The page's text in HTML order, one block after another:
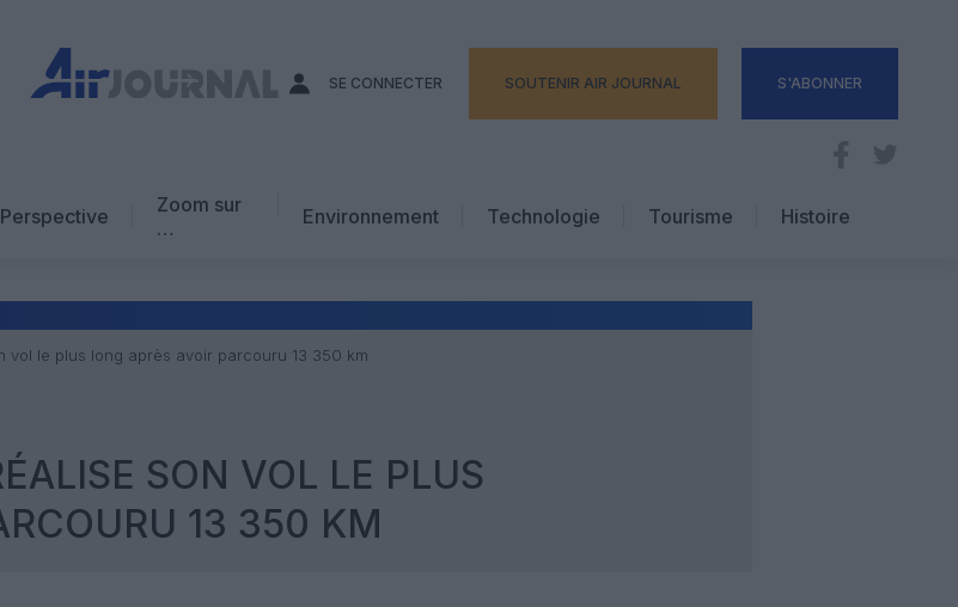
SE CONNECTER SOUTENIR AIR JOURNAL S'ABONNER
Perspective
Zoom sur
…
Avis d’expert
Environnement Technologie
Tourisme
Hôtellerie
Histoire
vol le plus long après avoir parcouru 13 350 km
SON VOL LE PLUS
13 350 KM